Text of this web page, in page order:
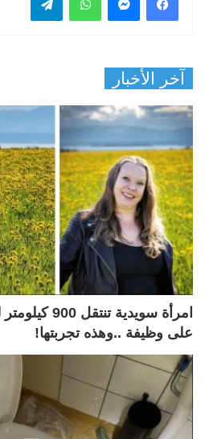
آخر الأخبار
امرأة سويدية
على وظيفة ..وهذه تجربتها!